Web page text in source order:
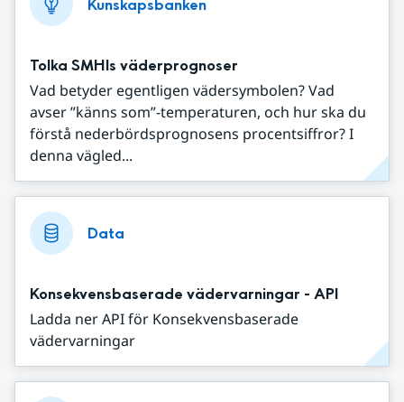
Kunskapsbanken
Tolka SMHIs väderprognoser
Vad betyder egentligen vädersymbolen? Vad
avser ”känns som”-temperaturen, och hur ska du
förstå nederbördsprognosens procentsiffror? I
denna vägled...
Data
Konsekvensbaserade vädervarningar - API
Ladda ner API för Konsekvensbaserade
vädervarningar